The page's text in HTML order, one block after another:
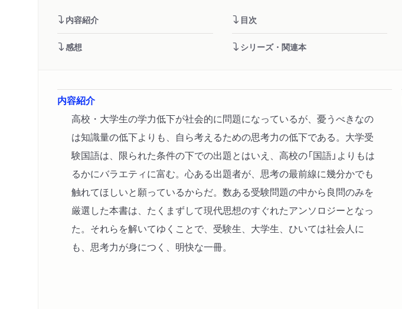
内容紹介 目次
感想 シリーズ・関連本
内容紹介
高校・大学生の学力低下が社会的に問題になっているが、憂うべきなの
は知識量の低下よりも、自ら考えるための思考力の低下である。大学受
験国語は、限られた条件の下での出題とはいえ、高校の「国語」よりもは
るかにバラエティに富む。心ある出題者が、思考の最前線に幾分かでも
触れてほしいと願っているからだ。数ある受験問題の中から良問のみを
厳選した本書は、たくまずして現代思想のすぐれたアンソロジーとなっ
た。それらを解いてゆくことで、受験生、大学生、ひいては社会人に
も、思考力が身につく、明快な一冊。